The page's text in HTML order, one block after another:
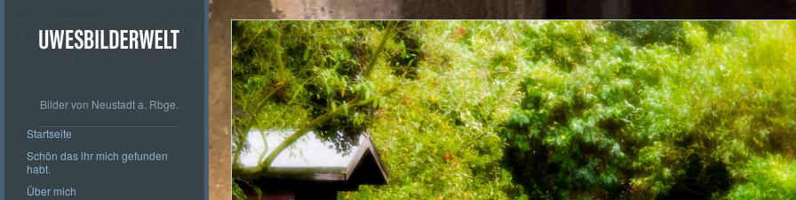
Bilder von Neustadt a. Rbge.
Startseite
Schön das ihr mich gefunden
habt.
Über mich